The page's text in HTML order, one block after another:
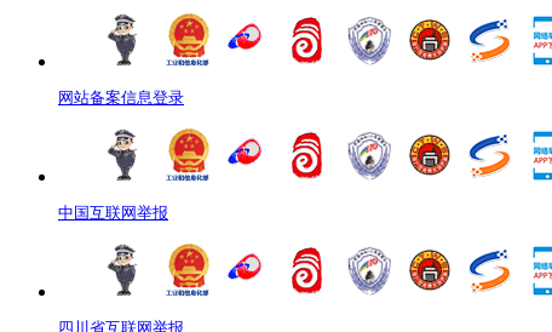
网站备案信息登录
中国互联网举报
四川省互联网举报